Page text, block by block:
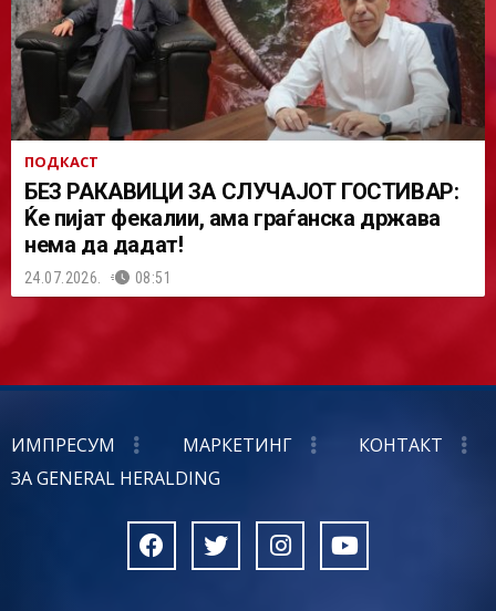
ПОДКАСТ
БЕЗ РАКАВИЦИ ЗА СЛУЧАЈОТ ГОСТИВАР:
Ќе пијат фекалии, ама граѓанска држава
нема да дадат!
24.07.2026. 08:51
ИМПРЕСУМ МАРКЕТИНГ
КОНТАКТ
ЗА GENERAL HERALDING